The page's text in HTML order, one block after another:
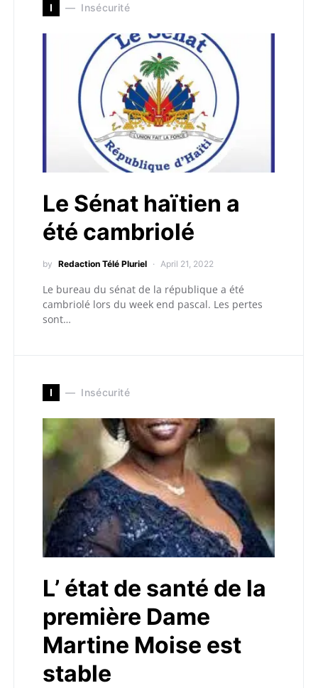
I Insécurité
Le Sénat haïtien a
été cambriolé
by Redaction Télé Pluriel April 21, 2022
Le bureau du sénat de la république a été
cambriolé lors du week end pascal. Les pertes
sont…
I Insécurité
L’ état de santé de la
première Dame
Martine Moise est
stable